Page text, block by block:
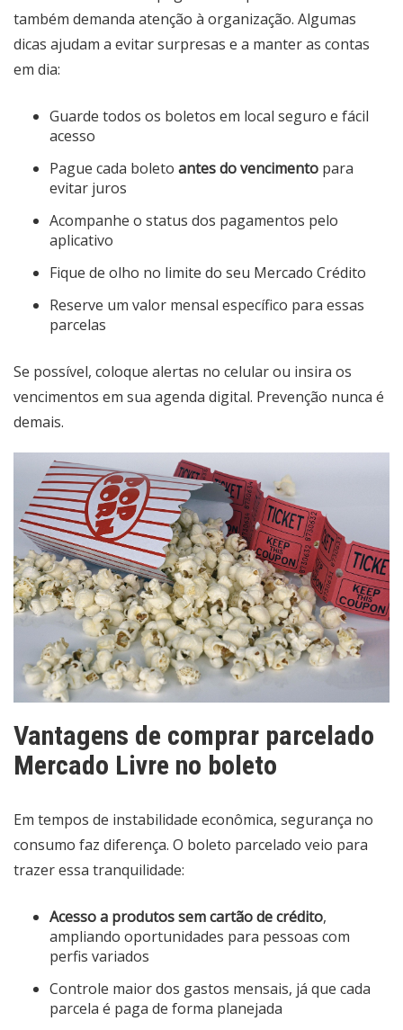
também demanda atenção à organização. Algumas
dicas ajudam a evitar surpresas e a manter as contas
em dia:
Guarde todos os boletos em local seguro e fácil
acesso
Pague cada boleto antes do vencimento para
evitar juros
Acompanhe o status dos pagamentos pelo
aplicativo
Fique de olho no limite do seu Mercado Crédito
Reserve um valor mensal específico para essas
parcelas
Se possível, coloque alertas no celular ou insira os
vencimentos em sua agenda digital. Prevenção nunca é
demais.
Vantagens de comprar parcelado
Mercado Livre no boleto
Em tempos de instabilidade econômica, segurança no
consumo faz diferença. O boleto parcelado veio para
trazer essa tranquilidade:
Acesso a produtos sem cartão de crédito,
ampliando oportunidades para pessoas com
perfis variados
Controle maior dos gastos mensais, já que cada
parcela é paga de forma planejada